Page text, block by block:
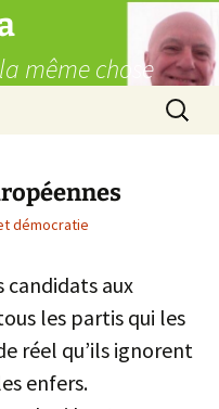
même chose
démocratie
candidats aux
les partis qui les
réel qu’ils ignorent
enfers.